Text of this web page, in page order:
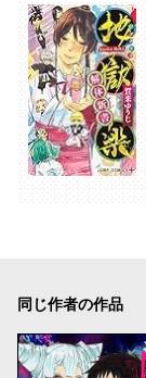
同じ作者の作品